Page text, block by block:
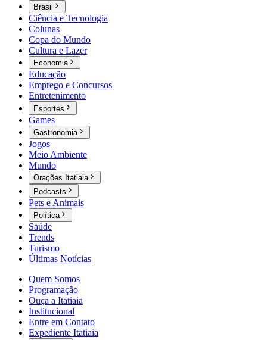
Brasil
Ciência e Tecnologia
Colunas
Copa do Mundo
Cultura e Lazer
Economia
Educação
Emprego e Concursos
Entretenimento
Esportes
Games
Gastronomia
Jogos
Meio Ambiente
Mundo
Orações Itatiaia
Podcasts
Pets e Animais
Política
Saúde
Trends
Turismo
Últimas Notícias
Quem Somos
Programação
Ouça a Itatiaia
Institucional
Entre em Contato
Expediente Itatiaia